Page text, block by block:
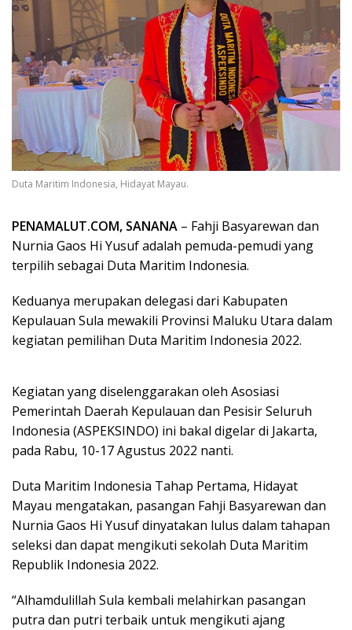
Duta Maritim Indonesia, Hidayat Mayau.
PENAMALUT.COM, SANANA – Fahji Basyarewan dan
Nurnia Gaos Hi Yusuf adalah pemuda-pemudi yang
terpilih sebagai Duta Maritim Indonesia.
Keduanya merupakan delegasi dari Kabupaten
Kepulauan Sula mewakili Provinsi Maluku Utara dalam
kegiatan pemilihan Duta Maritim Indonesia 2022.
Kegiatan yang diselenggarakan oleh Asosiasi
Pemerintah Daerah Kepulauan dan Pesisir Seluruh
Indonesia (ASPEKSINDO) ini bakal digelar di Jakarta,
pada Rabu, 10-17 Agustus 2022 nanti.
Duta Maritim Indonesia Tahap Pertama, Hidayat
Mayau mengatakan, pasangan Fahji Basyarewan dan
Nurnia Gaos Hi Yusuf dinyatakan lulus dalam tahapan
seleksi dan dapat mengikuti sekolah Duta Maritim
Republik Indonesia 2022.
“Alhamdulillah Sula kembali melahirkan pasangan
putra dan putri terbaik untuk mengikuti ajang